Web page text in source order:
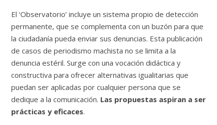
El ‘Observatorio’ incluye un sistema propio de detección
permanente, que se complementa con un buzón para que
la ciudadanía pueda enviar sus denuncias. Esta publicación
de casos de periodismo machista no se limita a la
denuncia estéril. Surge con una vocación didáctica y
constructiva para ofrecer alternativas igualitarias que
puedan ser aplicadas por cualquier persona que se
dedique a la comunicación. Las propuestas aspiran a ser
prácticas y eficaces.